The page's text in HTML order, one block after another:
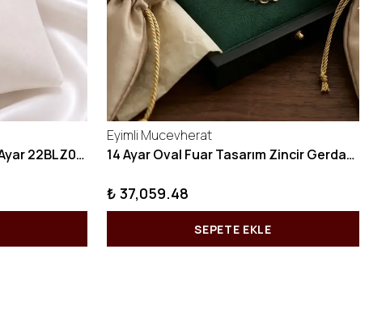
10 GRAM Zikzak Bilezik 22 Ayar 22BLZ004
Eyimli Mucevherat
14 Ayar Oval Fuar Tasarım Zincir Gerdanlık KY1071
₺ 37,059.48
SEPETE EKLE